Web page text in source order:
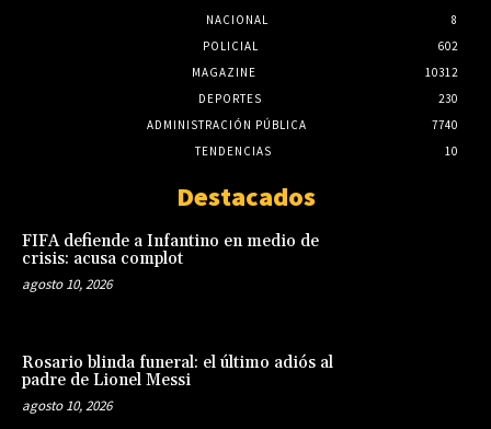
NACIONAL
8
POLICIAL
602
MAGAZINE
10312
DEPORTES
230
ADMINISTRACIÓN PÚBLICA
7740
TENDENCIAS
10
Destacados
FIFA defiende a Infantino en medio de
crisis: acusa complot
agosto 10, 2026
Rosario blinda funeral: el último adiós al
padre de Lionel Messi
agosto 10, 2026